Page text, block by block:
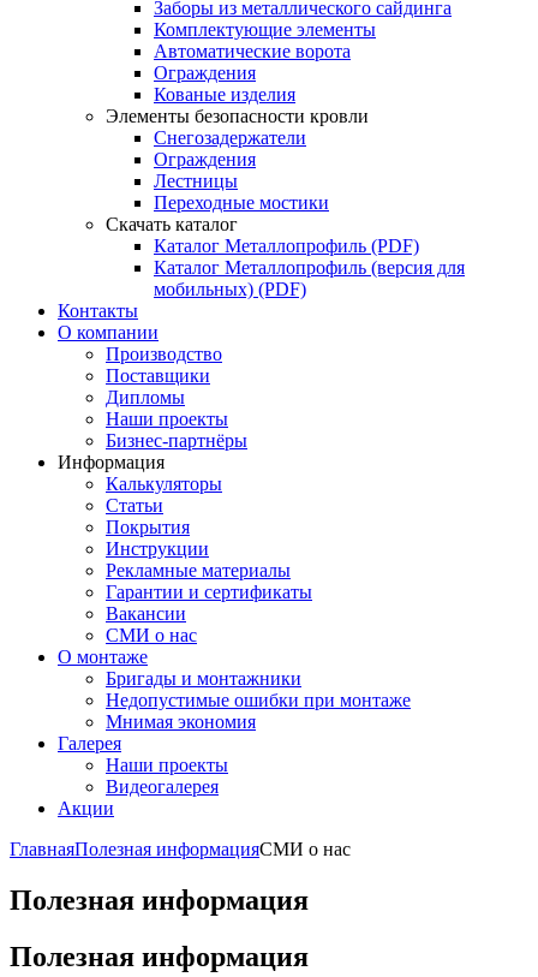
Заборы из металлического сайдинга
Комплектующие элементы
Автоматические ворота
Ограждения
Кованые изделия
Элементы безопасности кровли
Снегозадержатели
Ограждения
Лестницы
Переходные мостики
Скачать каталог
Каталог Металлопрофиль (PDF)
Каталог Металлопрофиль (версия для
мобильных) (PDF)
Контакты
О компании
Производство
Поставщики
Дипломы
Наши проекты
Бизнес-партнёры
Информация
Калькуляторы
Статьи
Покрытия
Инструкции
Рекламные материалы
Гарантии и сертификаты
Вакансии
СМИ о нас
О монтаже
Бригады и монтажники
Недопустимые ошибки при монтаже
Мнимая экономия
Галерея
Наши проекты
Видеогалерея
Акции
ГлавнаяПолезная информацияСМИ о нас
Полезная информация
Полезная информация